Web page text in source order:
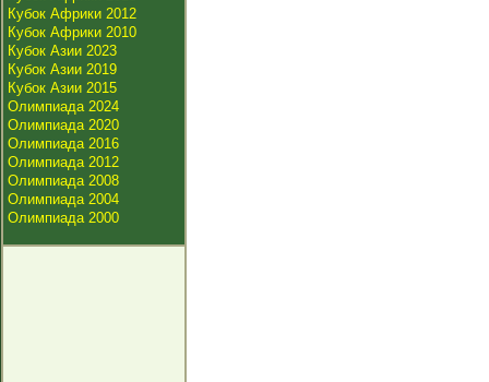
Кубок Африки 2012
Кубок Африки 2010
Кубок Азии 2023
Кубок Азии 2019
Кубок Азии 2015
Олимпиада 2024
Олимпиада 2020
Олимпиада 2016
Олимпиада 2012
Олимпиада 2008
Олимпиада 2004
Олимпиада 2000